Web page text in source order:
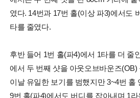
였다. 14번과 17번 홀(이상 파3)에서도
타를 줄였다.
후반 들어 1번 홀(파4)에서 1타를 더 줄
에서 두 번째 샷을 아웃오브바운즈(OB)
이날 유일한 보기를 범했지만 3~4번 홀
9번 홀(파4)에서도 버디를 잡아내며 1